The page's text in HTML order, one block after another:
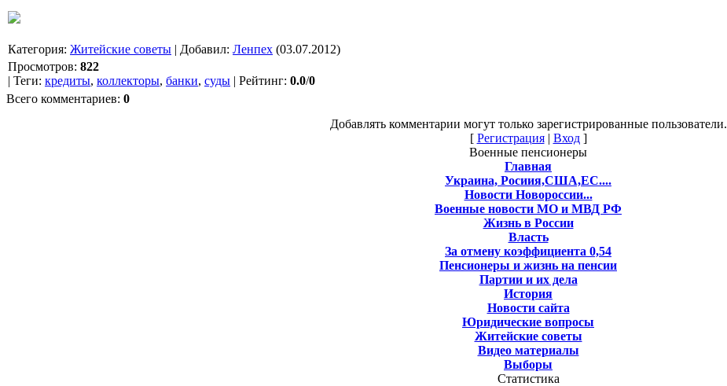
Категория: Житейские советы | Добавил: Ленпех (03.07.2012)
Просмотров: 822
| Теги: кредиты, коллекторы, банки, суды | Рейтинг: 0.0/0
Всего комментариев: 0
Добавлять комментарии могут только зарегистрированные пользователи.
[ Регистрация| Вход]
Военные пенсионеры
Главная
Украина, Росиия,США,ЕС....
Новости Новороссии...
Военные новости МО и МВД РФ
Жизнь в России
Власть
За отмену коэффициента 0,54
Пенсионеры и жизнь на пенсии
Партии и их дела
История
Новости сайта
Юридические вопросы
Житейские советы
Видео материалы
Выборы
Статистика